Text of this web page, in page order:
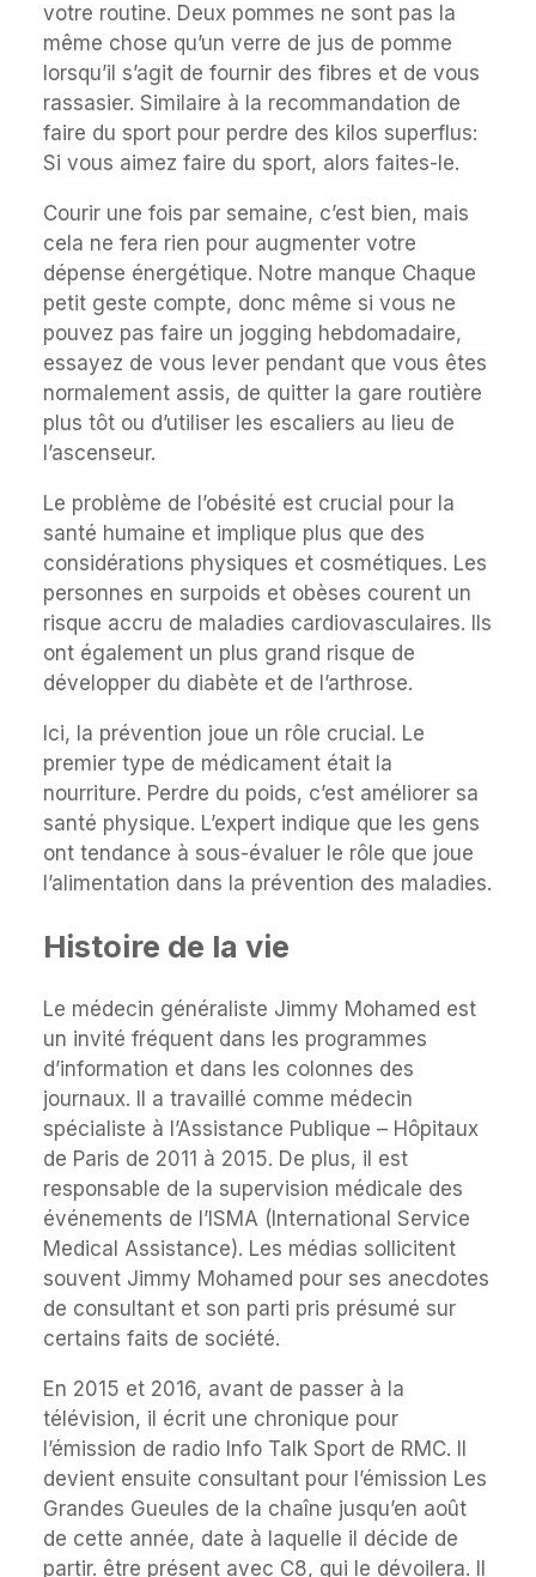
votre routine. Deux pommes ne sont pas la
même chose qu’un verre de jus de pomme
lorsqu’il s’agit de fournir des fibres et de vous
rassasier. Similaire à la recommandation de
faire du sport pour perdre des kilos superflus:
Si vous aimez faire du sport, alors faites-le.
Courir une fois par semaine, c’est bien, mais
cela ne fera rien pour augmenter votre
dépense énergétique. Notre manque Chaque
petit geste compte, donc même si vous ne
pouvez pas faire un jogging hebdomadaire,
essayez de vous lever pendant que vous êtes
normalement assis, de quitter la gare routière
plus tôt ou d’utiliser les escaliers au lieu de
l’ascenseur.
Le problème de l’obésité est crucial pour la
santé humaine et implique plus que des
considérations physiques et cosmétiques. Les
personnes en surpoids et obèses courent un
risque accru de maladies cardiovasculaires. Ils
ont également un plus grand risque de
développer du diabète et de l’arthrose.
Ici, la prévention joue un rôle crucial. Le
premier type de médicament était la
nourriture. Perdre du poids, c’est améliorer sa
santé physique. L’expert indique que les gens
ont tendance à sous-évaluer le rôle que joue
l’alimentation dans la prévention des maladies.
Histoire de la vie
Le médecin généraliste Jimmy Mohamed est
un invité fréquent dans les programmes
d’information et dans les colonnes des
journaux. Il a travaillé comme médecin
spécialiste à l’Assistance Publique – Hôpitaux
de Paris de 2011 à 2015. De plus, il est
responsable de la supervision médicale des
événements de l’ISMA (International Service
Medical Assistance). Les médias sollicitent
souvent Jimmy Mohamed pour ses anecdotes
de consultant et son parti pris présumé sur
certains faits de société.
En 2015 et 2016, avant de passer à la
télévision, il écrit une chronique pour
l’émission de radio Info Talk Sport de RMC. Il
devient ensuite consultant pour l’émission Les
Grandes Gueules de la chaîne jusqu’en août
de cette année, date à laquelle il décide de
partir. être présent avec C8, qui le dévoilera. Il